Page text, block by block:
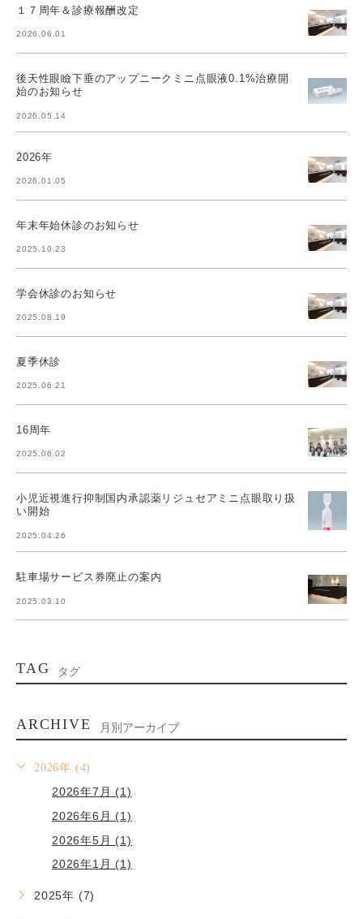
１７周年＆診療報酬改定
2026.06.01
後天性眼瞼下垂のアップニークミニ点眼液0.1%治療開
始のお知らせ
2026.05.14
2026年
2026.01.05
年末年始休診のお知らせ
2025.10.23
学会休診のお知らせ
2025.08.19
夏季休診
2025.06.21
16周年
2025.06.02
小児近視進行抑制国内承認薬リジュセアミニ点眼取り扱
い開始
2025.04.26
駐車場サービス券廃止の案内
2025.03.10
TAG タグ
ARCHIVE 月別アーカイブ
2026年 (4)
2026年7月 (1)
2026年6月 (1)
2026年5月 (1)
2026年1月 (1)
2025年 (7)